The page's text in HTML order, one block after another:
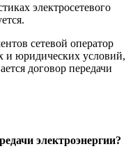
электросетевого
сетевой оператор
и юридических условий,
договор передачи
электроэнергии?